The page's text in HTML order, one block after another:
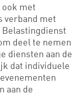
met
verband met
Belastingdienst
deel te nemen
diensten aan de
dat individuele
aan de